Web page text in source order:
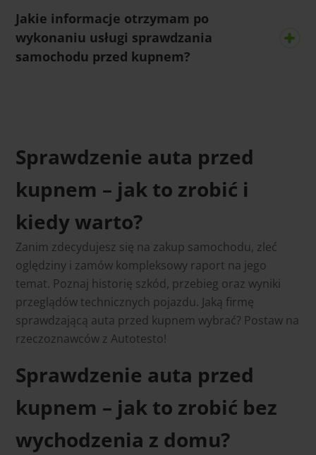
Jakie informacje otrzymam po
wykonaniu usługi sprawdzania
samochodu przed kupnem?
Sprawdzenie auta przed
kupnem – jak to zrobić i
kiedy warto?
Zanim zdecydujesz się na zakup samochodu, zleć
oględziny i zamów kompleksowy raport na jego
temat. Poznaj historię szkód, przebieg oraz wyniki
przeglądów technicznych pojazdu. Jaką firmę
sprawdzającą auta przed kupnem wybrać? Postaw na
rzeczoznawców z Autotesto!
Sprawdzenie auta przed
kupnem – jak to zrobić bez
wychodzenia z domu?